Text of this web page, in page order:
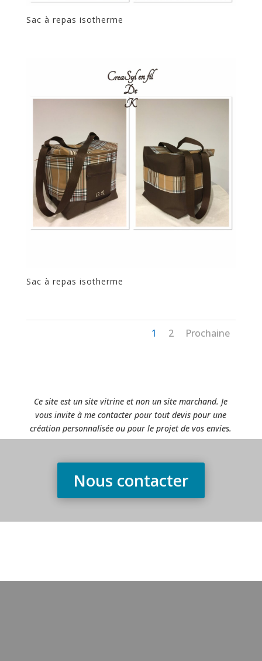
Sac à repas isotherme
Sac à repas isotherme
1 2 Prochaine
Ce site est un site vitrine et non un site marchand. Je
vous invite à me contacter pour tout devis pour une
création personnalisée ou pour le projet de vos envies.
Nous contacter